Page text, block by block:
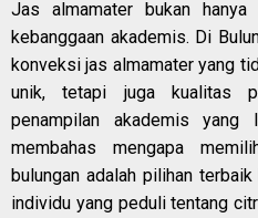
Jas almamater bukan
kebanggaan akademis. Di
konveksi jas almamater yang
unik, tetapi juga kualitas
penampilan akademis
membahas mengapa
bulungan adalah pilihan
individu yang peduli tentang